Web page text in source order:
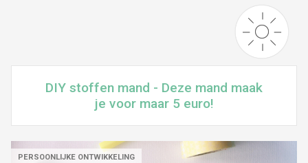
DIY stoffen mand - Deze mand maak
je voor maar 5 euro!
PERSOONLIJKE ONTWIKKELING